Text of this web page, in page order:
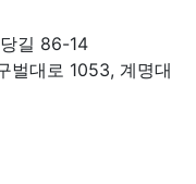
길 86-14
벌대로 1053, 계명대